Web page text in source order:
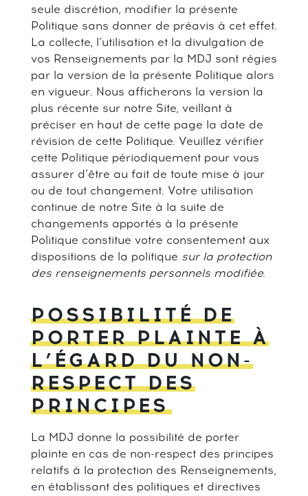
seule discrétion, modifier la présente
Politique sans donner de préavis à cet effet.
La collecte, l’utilisation et la divulgation de
vos Renseignements par la MDJ sont régies
par la version de la présente Politique alors
en vigueur. Nous afficherons la version la
plus récente sur notre Site, veillant à
préciser en haut de cette page la date de
révision de cette Politique. Veuillez vérifier
cette Politique périodiquement pour vous
assurer d’être au fait de toute mise à jour
ou de tout changement. Votre utilisation
continue de notre Site à la suite de
changements apportés à la présente
Politique constitue votre consentement aux
dispositions de la politique sur la protection
des renseignements personnels modifiée.
POSSIBILITÉ DE
PORTER PLAINTE À
L’ÉGARD DU NON-
RESPECT DES
PRINCIPES
La MDJ donne la possibilité de porter
plainte en cas de non-respect des principes
relatifs à la protection des Renseignements,
en établissant des politiques et directives